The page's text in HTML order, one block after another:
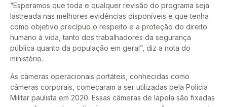
“Esperamos que toda e qualquer revisão do programa seja
lastreada nas melhores evidências disponíveis e que tenha
como objetivo precípuo o respeito e a proteção do direito
humano à vida, tanto dos trabalhadores da segurança
pública quanto da população em geral”, diz a nota do
ministério.
As câmeras operacionais portáteis, conhecidas como
câmeras corporais, começaram a ser utilizadas pela Polícia
Militar paulista em 2020. Essas câmeras de lapela são fixadas